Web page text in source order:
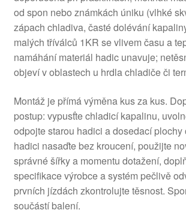
od spon nebo známkách úniku (vlhké
zápach chladiva, časté dolévání
malých tříválců 1KR se vlivem času a
namáhání materiál hadic unavuje;
objeví v oblastech u hrdla chladiče či
Montáž je přímá výměna kus za kus.
postup: vypusťte chladicí kapalinu,
odpojte starou hadici a dosedací plochy
hadici nasaďte bez kroucení, použijte
správné šířky a momentu dotažení,
specifikace výrobce a systém pečlivě
prvních jízdách zkontrolujte těsnost.
součástí balení.